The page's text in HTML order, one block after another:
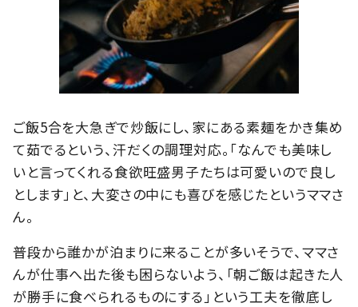
ご飯5合を大急ぎで炒飯にし、家にある素麺をかき集め
て茹でるという、汗だくの調理対応。「なんでも美味し
いと言ってくれる食欲旺盛男子たちは可愛いので良し
とします」と、大変さの中にも喜びを感じたというママさ
ん。
普段から誰かが泊まりに来ることが多いそうで、ママさ
んが仕事へ出た後も困らないよう、「朝ご飯は起きた人
が勝手に食べられるものにする」という工夫を徹底し